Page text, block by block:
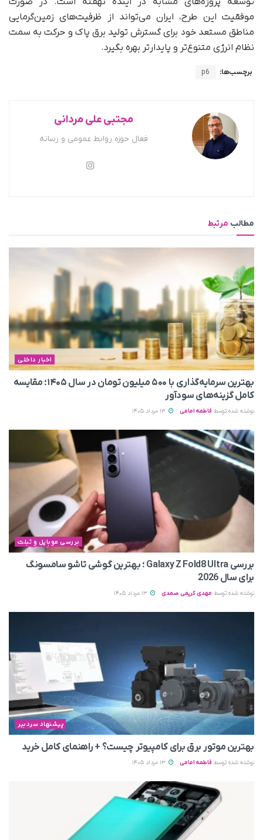
موفقیت این طرح، ایران می‌تواند از ظرفیت‌های زمین‌گرمایی
مناطق مستعد خود برای گسترش تولید برق پاک و حرکت به سمت
نظام انرژی متنوع‌تر و پایدارتر بهره بگیرد.
برچسب‌ها: p6
مجتبی علی مردانی
فعال حوزه روابط عمومی و رسانه
مطالب مرتبط
اخبار داخلی
بهترین سرمایه‌گذاری با ۵۰۰ میلیون تومان در سال ۱۴۰۵؛ مقایسه
کامل گزینه‌های سودآور
نوشته شده توسط فاطمه امامی
بررسی موبایل و تبلت
بررسی Galaxy Z Fold8 Ultra ؛ بهترین گوشی تاشو سامسونگ
برای سال 2026
نوشته شده توسط مهدی کریمی صمدی
پیشنهاد سردبیر
بهترین موتور برق برای کامپیوتر چیست؟ + راهنمای کامل خرید
نوشته شده توسط فاطمه امامی